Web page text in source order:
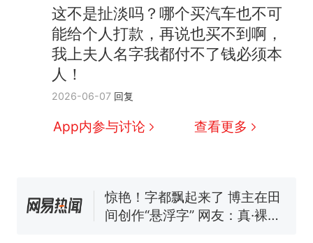
这不是扯淡吗？哪个买汽车也不可
能给个人打款，再说也买不到啊，
我上夫人名字我都付不了钱必须本
人！
2026-06-07 回复
App内参与讨论 查看更多
热 制裁瓜子饺子，美国怕什
么？
费大厨“全国小炒肉大王”称
号，仅凭视频评出？中国烹饪
窝，原地守1天等它长大：挖了
140多朵
美国渔民钓获鲨鱼徒手将其拽
惊艳！字都飘起来了 博主在田
间创作“悬浮字” 网友：真·裸眼